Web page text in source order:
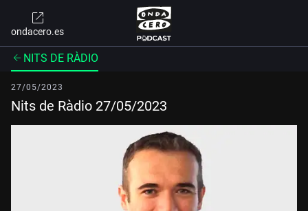
ondacero.es
NITS DE RÀDIO
27/05/2023
Nits de Ràdio 27/05/2023